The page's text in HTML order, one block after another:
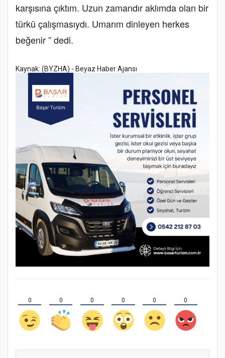
karşısına çıktım. Uzun zamandır aklımda olan bir
türkü çalışmasıydı. Umarım dinleyen herkes
beğenir ” dedi.
Kaynak: (BYZHA) - Beyaz Haber Ajansı
0 0 0 0 0 0